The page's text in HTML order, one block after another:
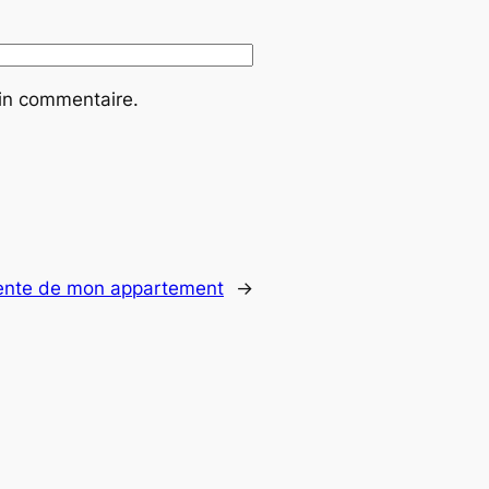
commentaire.
de mon appartement →